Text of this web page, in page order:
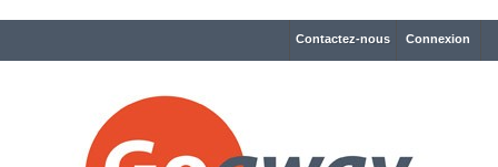
Connexion
Contactez-nous